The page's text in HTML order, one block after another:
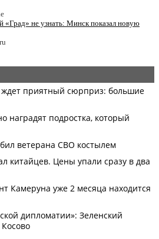
«Град» не узнать: Минск показал новую